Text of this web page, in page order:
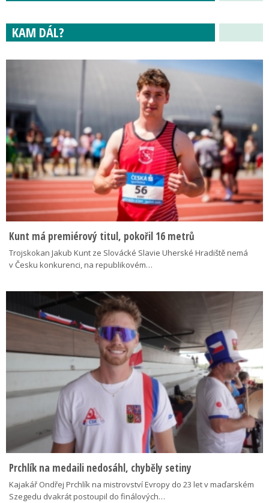
KAM DÁL?
Kunt má premiérový titul, pokořil 16 metrů
Trojskokan Jakub Kunt ze Slovácké Slavie Uherské Hradiště nemá
v Česku konkurenci, na republikovém…
Prchlík na medaili nedosáhl, chyběly setiny
Kajakář Ondřej Prchlík na mistrovství Evropy do 23 let v maďarském
Szegedu dvakrát postoupil do finálových…